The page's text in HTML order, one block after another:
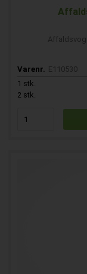
Varenr. E110530
1 stk.
2 stk.